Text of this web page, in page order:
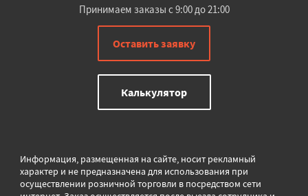
Принимаем заказы с 9:00 до 21:00
Оставить заявку
Калькулятор
Информация, размещенная на сайте, носит рекламный
характер и не предназначена для использования при
осуществлении розничной торговли в посредством сети